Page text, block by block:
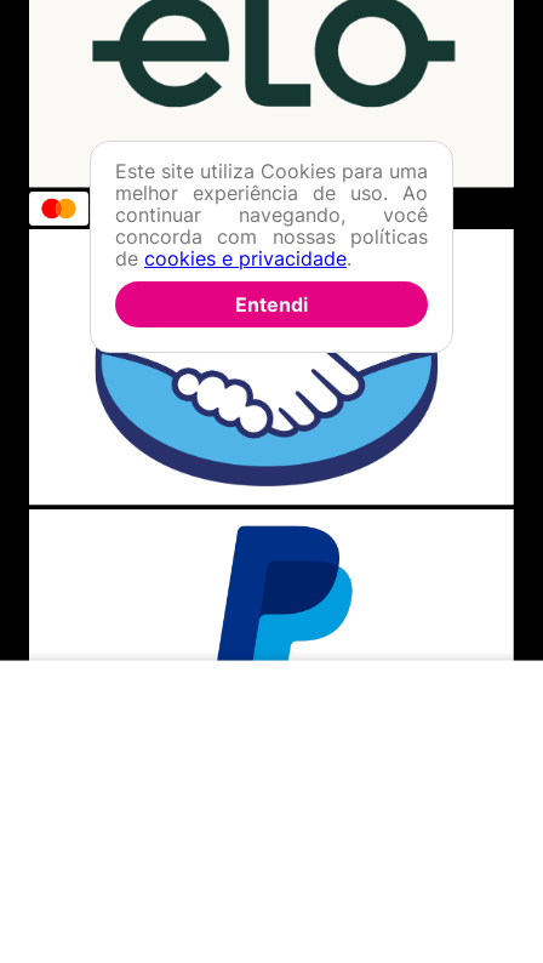
Este site utiliza Cookies para uma
melhor experiência de uso. Ao
continuar navegando, você
concorda com nossas políticas
de cookies e privacidade.
Entendi